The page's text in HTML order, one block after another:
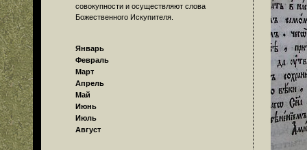
совокупности и осуществляют слова
Божественного Искупителя.
Январь
Февраль
Март
Апрель
Май
Июнь
Июль
Август